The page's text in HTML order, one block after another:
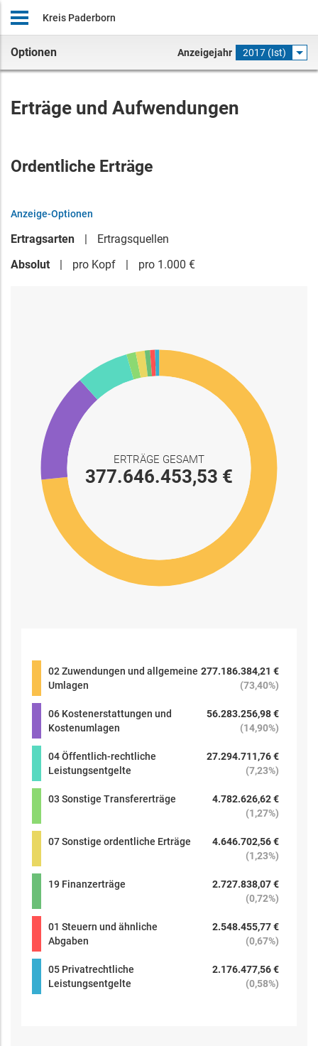
Kreis Paderborn
Optionen Anzeigejahr 2017 (Ist)
Erträge und Aufwendungen
Ordentliche Erträge
Anzeige-Optionen
Ertragsarten
Ertragsquellen
Absolut
pro Kopf pro 1.000 €
ERTRÄGE GESAMT
377.646.453,53 €
02 Zuwendungen und allgemeine
Umlagen
277.186.384,21 €
(73,40%)
06 Kostenerstattungen und
Kostenumlagen
56.283.256,98 €
(14,90%)
04 Öffentlich-rechtliche
Leistungsentgelte
27.294.711,76 €
(7,23%)
03 Sonstige Transfererträge
4.782.626,62 €
(1,27%)
07 Sonstige ordentliche Erträge
4.646.702,56 €
(1,23%)
19 Finanzerträge
2.727.838,07 €
(0,72%)
01 Steuern und ähnliche
Abgaben
2.548.455,77 €
(0,67%)
05 Privatrechtliche
Leistungsentgelte
2.176.477,56 €
(0,58%)